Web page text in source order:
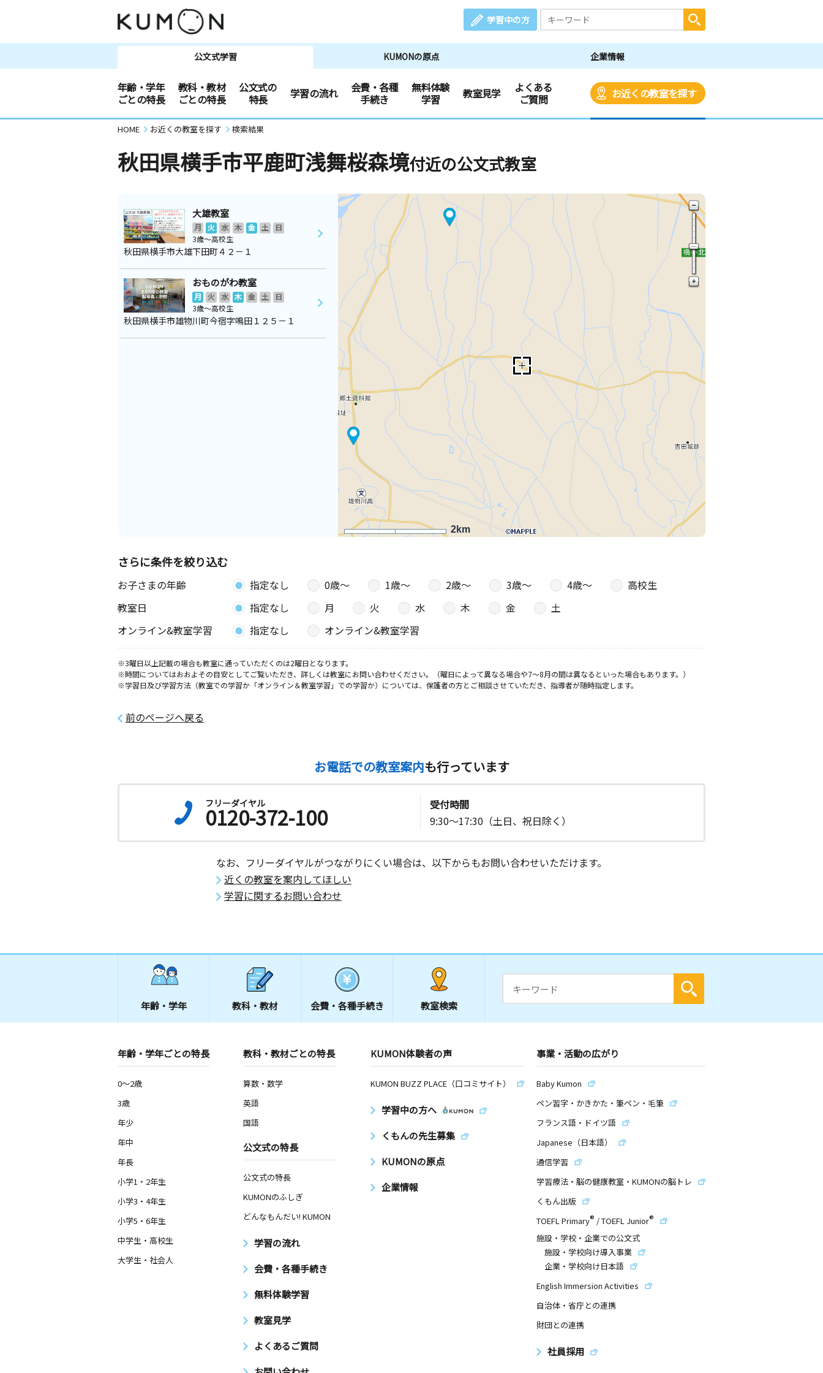
学習中の方
公文式学習 KUMONの原点 企業情報
年齢・学年
ごとの特長
教科・教材
ごとの特長
公文式の
特長
学習の流れ
会費・各種
手続き
無料体験
学習
教室見学
よくある
ご質問
お近くの教室を探す
HOME お近くの教室を探す 検索結果
秋田県横手市平鹿町浅舞桜森境付近の公文式教室
2km
大雄教室
月 火 水 木 金 土
日
3歳～高校生
秋田県横手市大雄下田町４２－１
おものがわ教室
月 火 水 木 金 土
日
3歳～高校生
秋田県横手市雄物川町今宿字鳴田１２５－１
さらに条件を絞り込む
お子さまの年齢 指定なし 0歳〜 1歳〜 2歳〜 3歳〜 4歳〜
高校生
教室日
指定なし 月 火 水 木 金
土
オンライン&教室学習
指定なし オンライン&教室学習
※3曜日以上記載の場合も教室に通っていただくのは2曜日となります。
※時間についてはおおよその目安としてご覧いただき、詳しくは教室にお問い合わせください。（曜日によって異なる場合や7～8月の間は異なるといった場合もあります。）
※学習日及び学習方法（教室での学習か「オンライン＆教室学習」での学習か）については、保護者の方とご相談させていただき、指導者が随時指定します。
前のページへ戻る
お電話での教室案内も行っています
フリーダイヤル
0120-372-100
受付時間
9:30～17:30（土日、祝日除く）
なお、フリーダイヤルがつながりにくい場合は、以下からもお問い合わせいただけます。
近くの教室を案内してほしい
学習に関するお問い合わせ
年齢・学年 教科・教材 会費・ 各種手続き 教室検索
年齢・学年ごとの特長
0～2歳
3歳
年少
年中
年長
小学1・2年生
小学3・4年生
小学5・6年生
中学生・高校生
大学生・社会人
教科・教材ごとの特長
算数・数学
英語
国語
公文式の特長
公文式の特長
KUMONのふしぎ
どんなもんだい! KUMON
学習の流れ
会費・各種手続き
無料体験学習
教室見学
よくあるご質問
KUMON体験者の声
KUMON BUZZ PLACE（口コミサイト）
学習中の方へ
くもんの先生募集
KUMONの原点
企業情報
事業・活動の広がり
Baby Kumon
ペン習字・かきかた・筆ペン・毛筆
フランス語・ドイツ語
Japanese（日本語）
通信学習
学習療法・脳の健康教室・KUMONの脳トレ
くもん出版
TOEFL Primary® /TOEFL Junior®
施設・学校・企業での公文式
施設・学校向け導入事業
企業・学校向け日本語
English Immersion Activities
自治体・省庁との連携
財団との連携
社員採用